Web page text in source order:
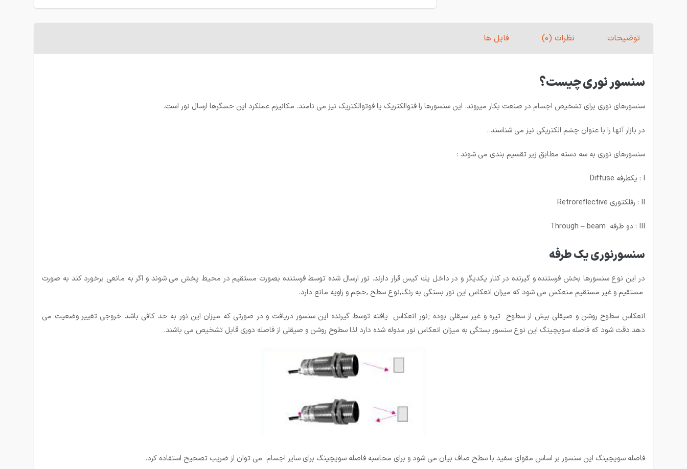
توضیحات نظرات (0) فایل ها
سنسور نوری چیست؟
سنسورهای نوری برای تشخیص اجسام در صنعت بکار میروند. این سنسورها را فتوالکتریک یا فوتوالکتریک نیز می نامند. مکانیزم عملکرد این حسگرها ارسال نور است.
در بازار آنها را با عنوان چشم الکتریکی نیز می شناسند..
سنسورهای نوری به سه دسته مطابق زیر تقسیم بندی می شوند :
I : یكطرفه Diffuse
II : رفلكتوری Retroreflective
III : دو طرفه Through – beam
سنسورنوری یک طرفه
در این نوع سنسورها بخش فرستنده و گیرنده در كنار یكدیگر و در داخل یك كیس قرار دارند. نور ارسال شده توسط فرستنده بصورت مستقیم در محیط پخش می شوند و اگر به مانعی برخورد كند به صورت
مستقیم و غیر مستقیم منعکس می شود که میزان انعکاس این نور بستگی به رنگ,نوع سطح ,حجم و زاویه مانع دارد.
انعکاس سطوح روشن و صیقلی بیش از سطوح تیره و غیر سیقلی بوده ;نور انعکاس یافته توسط گیرنده این سنسور دریافت و در صورتی که میزان این نور به حد کافی باشد خروجی تغییر وضعیت می
دهد.دقت شود که فاصله سویچینگ این نوع سنسور بستگی به میزان انعکاس نور مدوله شده دارد لذا سطوح روشن و صیقلی از فاصله دوری قابل تشخیص می باشند.
فاصله سویچینگ این سنسور بر اساس مقوای سفید با سطح صاف بیان می شود و برای محاسبه فاصله سویچینگ برای سایر اجسام می توان از ضریب تصحیح استفاده کرد.